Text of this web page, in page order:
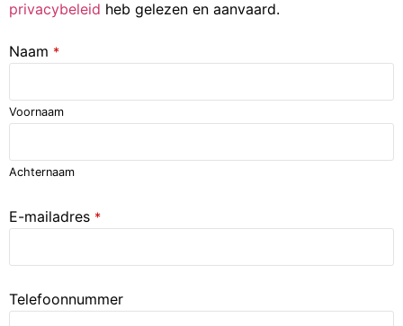
privacybeleid heb gelezen en aanvaard.
Naam *
Voornaam
Achternaam
E-mailadres *
Telefoonnummer